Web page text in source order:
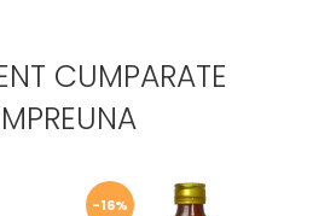
CUMPARATE
-16%